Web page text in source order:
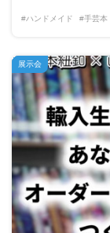
#ハンドメイド #手芸本
展示会